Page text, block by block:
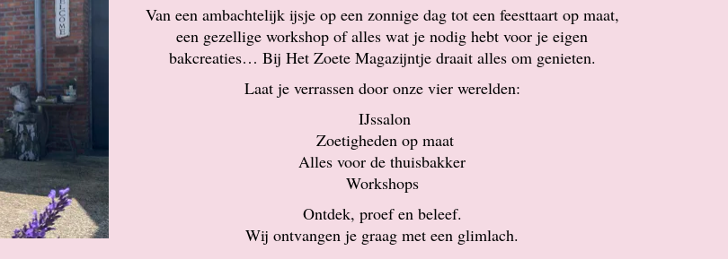
Van een ambachtelijk ijsje op een zonnige dag tot een feesttaart op maat,
een gezellige workshop of alles wat je nodig hebt voor je eigen
bakcreaties… Bij Het Zoete Magazijntje draait alles om genieten.
Laat je verrassen door onze vier werelden:
IJssalon
Zoetigheden op maat
Alles voor de thuisbakker
Workshops
Ontdek, proef en beleef.
Wij ontvangen je graag met een glimlach.